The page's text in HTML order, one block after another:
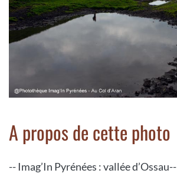
A propos de cette photo
-- Imag’In Pyrénées : vallée d’Ossau--